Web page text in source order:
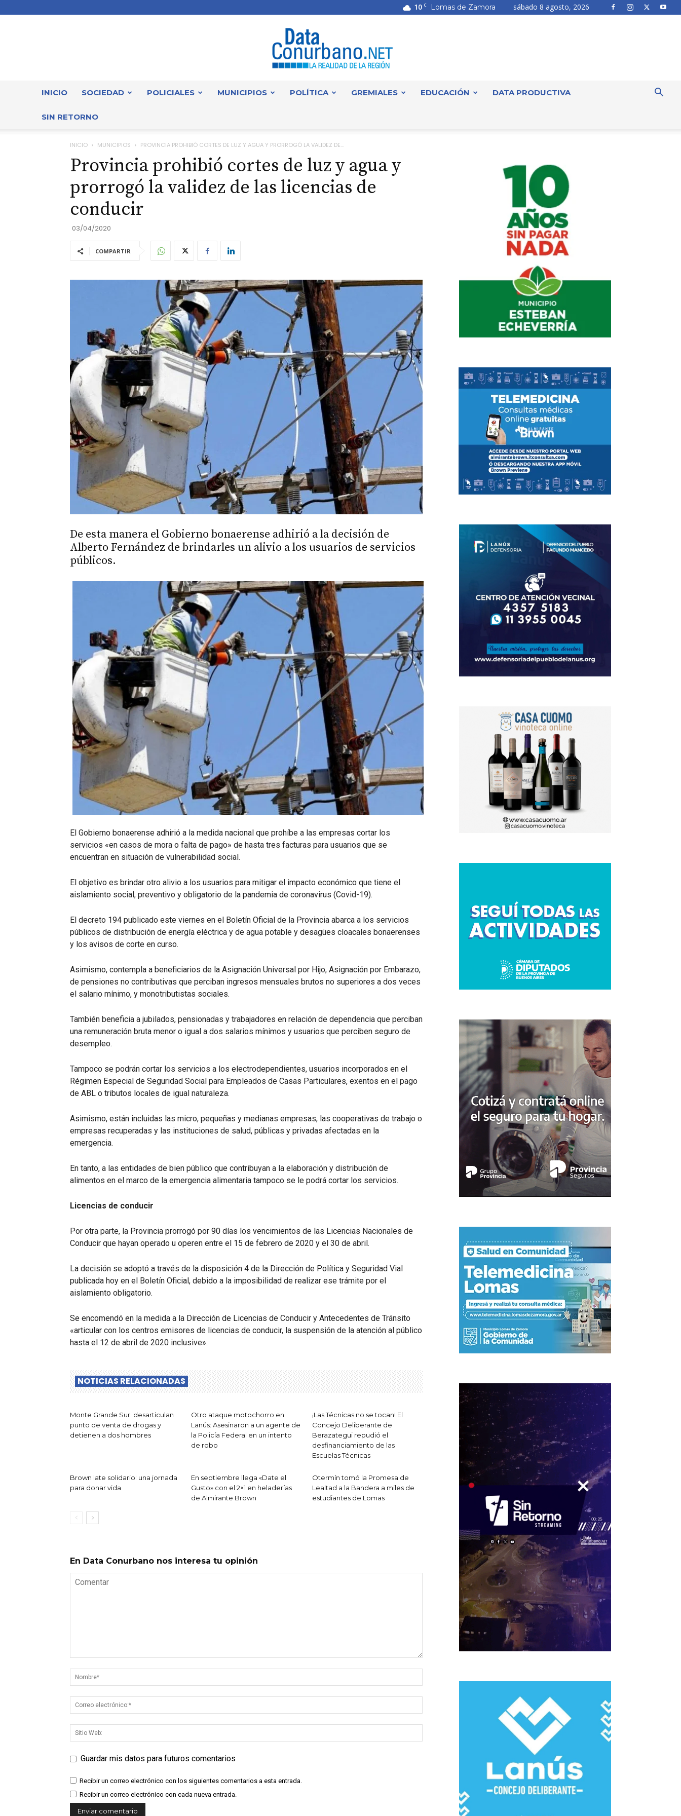
10 C Lomas de Zamora sábado 8 agosto, 2026
INICIO SOCIEDAD POLICIALES MUNICIPIOS POLÍTICA GREMIALES EDUCACIÓN DATA PRODUCTIVA
SIN RETORNO
INICIO MUNICIPIOS PROVINCIA PROHIBIÓ CORTES DE LUZ Y AGUA Y PRORROGÓ LA VALIDEZ DE...
Provincia prohibió cortes de luz y agua y
prorrogó la validez de las licencias de
conducir
03/04/2020
COMPARTIR
De esta manera el Gobierno bonaerense adhirió a la decisión de
Alberto Fernández de brindarles un alivio a los usuarios de servicios
públicos.
El Gobierno bonaerense adhirió a la medida nacional que prohíbe a las empresas cortar los
servicios «en casos de mora o falta de pago» de hasta tres facturas para usuarios que se
encuentran en situación de vulnerabilidad social.
El objetivo es brindar otro alivio a los usuarios para mitigar el impacto económico que tiene el
aislamiento social, preventivo y obligatorio de la pandemia de coronavirus (Covid-19).
El decreto 194 publicado este viernes en el Boletín Oficial de la Provincia abarca a los servicios
públicos de distribución de energía eléctrica y de agua potable y desagües cloacales bonaerenses
y los avisos de corte en curso.
Asimismo, contempla a beneficiarios de la Asignación Universal por Hijo, Asignación por Embarazo,
de pensiones no contributivas que perciban ingresos mensuales brutos no superiores a dos veces
el salario mínimo, y monotributistas sociales.
También beneficia a jubilados, pensionadas y trabajadores en relación de dependencia que perciban
una remuneración bruta menor o igual a dos salarios mínimos y usuarios que perciben seguro de
desempleo.
Tampoco se podrán cortar los servicios a los electrodependientes, usuarios incorporados en el
Régimen Especial de Seguridad Social para Empleados de Casas Particulares, exentos en el pago
de ABL o tributos locales de igual naturaleza.
Asimismo, están incluidas las micro, pequeñas y medianas empresas, las cooperativas de trabajo o
empresas recuperadas y las instituciones de salud, públicas y privadas afectadas en la
emergencia.
En tanto, a las entidades de bien público que contribuyan a la elaboración y distribución de
alimentos en el marco de la emergencia alimentaria tampoco se le podrá cortar los servicios.
Licencias de conducir
Por otra parte, la Provincia prorrogó por 90 días los vencimientos de las Licencias Nacionales de
Conducir que hayan operado u operen entre el 15 de febrero de 2020 y el 30 de abril.
La decisión se adoptó a través de la disposición 4 de la Dirección de Política y Seguridad Vial
publicada hoy en el Boletín Oficial, debido a la imposibilidad de realizar ese trámite por el
aislamiento obligatorio.
Se encomendó en la medida a la Dirección de Licencias de Conducir y Antecedentes de Tránsito
«articular con los centros emisores de licencias de conducir, la suspensión de la atención al público
hasta el 12 de abril de 2020 inclusive».
NOTICIAS RELACIONADAS
Monte Grande Sur: desarticulan
punto de venta de drogas y
detienen a dos hombres
Otro ataque motochorro en
Lanús: Asesinaron a un agente de
la Policía Federal en un intento
de robo
¡Las Técnicas no se tocan! El
Concejo Deliberante de
Berazategui repudió el
desfinanciamiento de las
Escuelas Técnicas
Brown late solidario: una jornada
para donar vida
En septiembre llega «Date el
Gusto» con el 2×1 en heladerías
de Almirante Brown
Otermín tomó la Promesa de
Lealtad a la Bandera a miles de
estudiantes de Lomas
En Data Conurbano nos interesa tu opinión
Guardar mis datos para futuros comentarios
Recibir un correo electrónico con los siguientes comentarios a esta entrada.
Recibir un correo electrónico con cada nueva entrada.